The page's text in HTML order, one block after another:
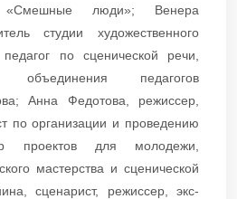
«Смешные люди»; Венера
студии художественного
по сценической речи,
объединения педагогов
Анна Федотова, режиссер,
по организации и проведению
проектов для молодежи,
мастерства и сценической
сценарист, режиссер, экс-